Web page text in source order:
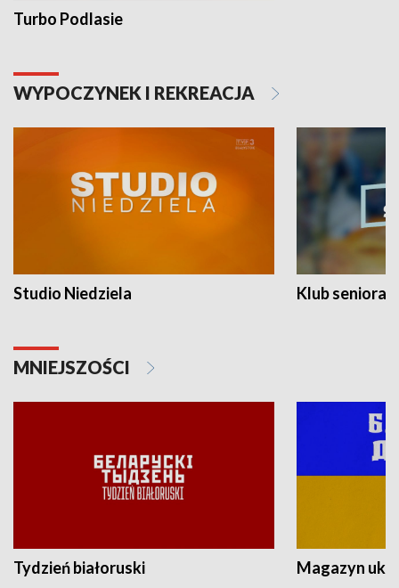
Turbo Podlasie
WYPOCZYNEK I REKREACJA
Studio Niedziela Klub seniora
MNIEJSZOŚCI
Tydzień białoruski Magazyn